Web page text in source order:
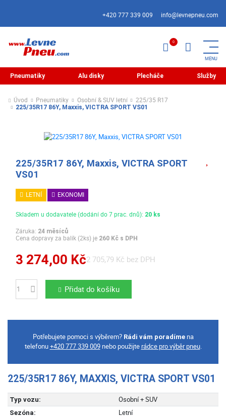
+420 777 339 009 info@levnepneu.com
Pneumatiky Alu disky Plecháče Služby
Úvod Pneumatiky Osobní & SUV letní 225/35 R17
225/35R17 86Y, Maxxis, VICTRA SPORT VS01
225/35R17 86Y, Maxxis, VICTRA SPORT
VS01
LETNÍ EKONOMI
Skladem u dodavatele (dodání do 7 prac. dnů): 20 ks
Záruka: 24 měsíců
Cena dopravy za balík (2ks) je 260 Kč s DPH
3 274,00 Kč2 705,79 Kč bez DPH
Počet Přidat do košíku
Potřebujete pomoci s výběrem? Rádi vám poradímena
telefonu+420 777 339 009nebo použijte rádce pro výběr pneu.
225/35R17 86Y, MAXXIS, VICTRA SPORT VS01
Typ vozu: Osobní + SUV
Sezóna: Letní